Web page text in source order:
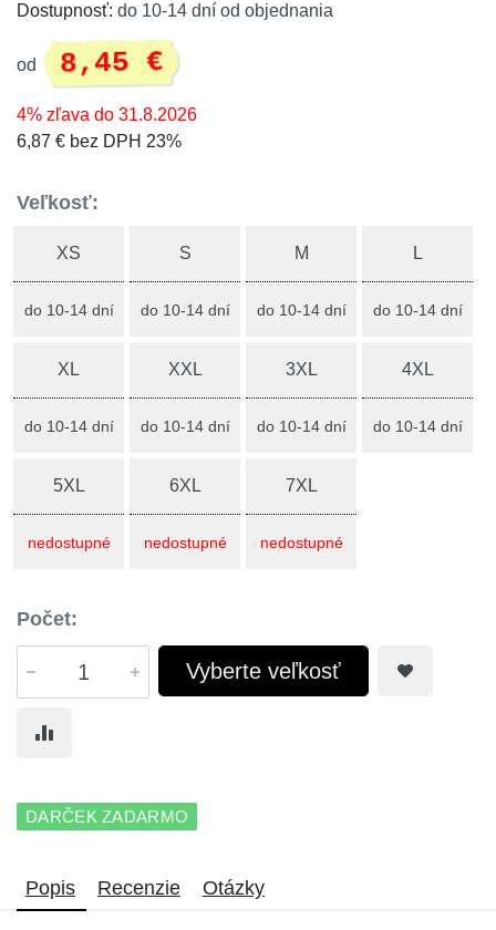
Dostupnosť: do 10-14 dní od objednania
od 8,45 €
4% zľava do 31.8.2026
6,87 € bez DPH 23%
Veľkosť:
XS
do 10-14 dní
S
do 10-14 dní
M
do 10-14 dní
L
do 10-14 dní
XL
do 10-14 dní
XXL
do 10-14 dní
3XL
do 10-14 dní
4XL
do 10-14 dní
5XL
nedostupné
6XL
nedostupné
7XL
nedostupné
Počet:
Vyberte veľkosť
DARČEK ZADARMO
Popis Recenzie Otázky